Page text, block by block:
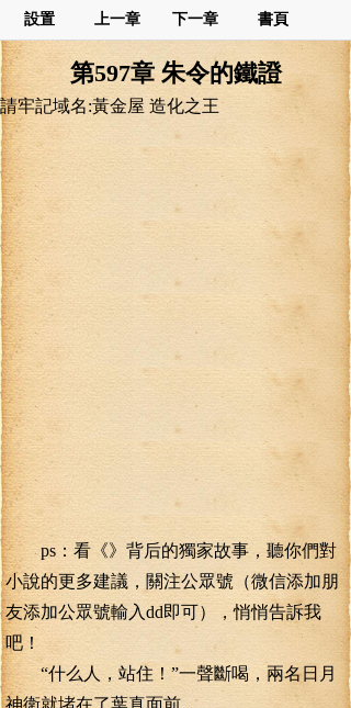
設置 上一章 下一章 書頁
第597章 朱令的鐵證
請牢記域名:黃金屋 造化之王
ps：看《》背后的獨家故事，聽你們對
小說的更多建議，關注公眾號（微信添加朋
友添加公眾號輸入dd即可），悄悄告訴我
吧！
“什么人，站住！”一聲斷喝，兩名日月
神衛就堵在了葉真面前。